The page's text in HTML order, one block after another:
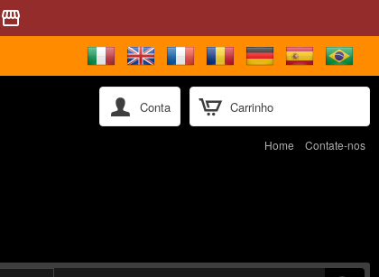
storefront
Carrinho
Conta
Home Contate-nos